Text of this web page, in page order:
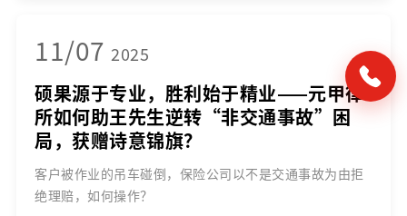
11/07 2025
硕果源于专业，胜利始于精业——元甲律
所如何助王先生逆转“非交通事故”困
局，获赠诗意锦旗？
客户被作业的吊车碰倒，保险公司以不是交通事故为由拒
绝理赔，如何操作？